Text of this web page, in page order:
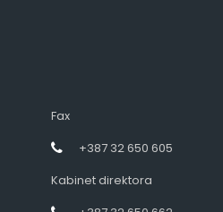
Fax
+387 32 650 605
Kabinet direktora